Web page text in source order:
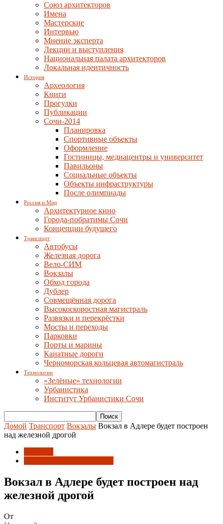
Союз архитекторов
Имена
Мастерские
Интервью
Мнение эксперта
Лекции и выступления
Национальная палата архитекторов
Локальная идентичность
История
Археология
Книги
Прогулки
Публикации
Сочи-2014
Планировка
Спортивные объекты
Оформление
Гостиницы, медиацентры и университет
Павильоны
Социальные объекты
Объекты инфраструктуры
После олимпиады
Россия и Мир
Архитектурное кино
Города-побратимы Сочи
Концепции будущего
Транспорт
Автобусы
Железная дорога
Вело-СИМ
Вокзалы
Обход города
Дублер
Совмещённая дорога
Высокоскоростная магистраль
Развязки и перекрёстки
Мосты и переходы
Парковки
Порты и марины
Канатные дороги
Черноморская кольцевая автомагистраль
Технологии
«Зелёные» технологии
Урбанистика
Институт Урбанистики Сочи
Домой Транспорт Вокзалы Вокзал в Адлере будет построен
над железной дрогой
Вокзал в Адлере будет построен над
железной дрогой
От